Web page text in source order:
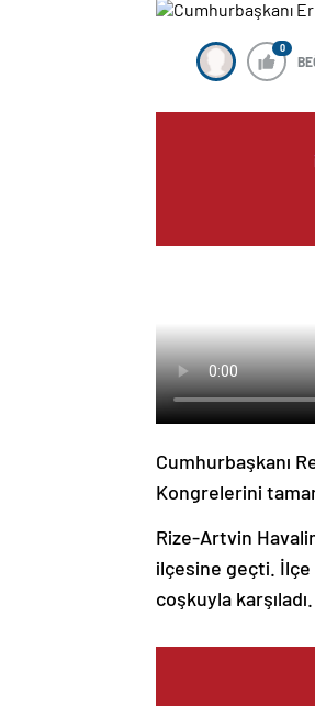
0
Cumhurbaşkanı
Kongrelerini
Rize-Artvin
ilçesine geçti. İlçe
coşkuyla karşıladı.